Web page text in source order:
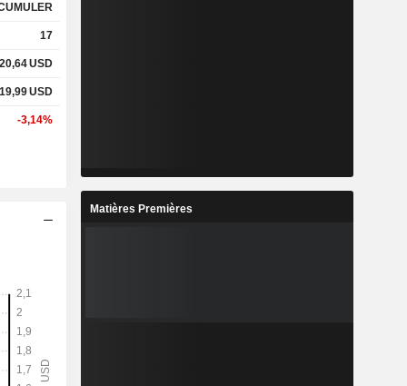
17
20,64USD
19,99USD
-3,14%
Matières Premières